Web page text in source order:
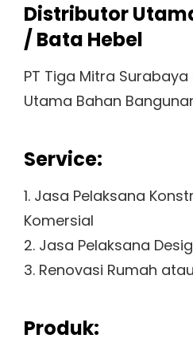
Distributor
/ Bata Hebel
PT Tiga Mitra
Utama Bahan
Service:
1. Jasa Pelaksana
Komersial
2. Jasa Pelaksana
3. Renovasi Rumah
Produk: